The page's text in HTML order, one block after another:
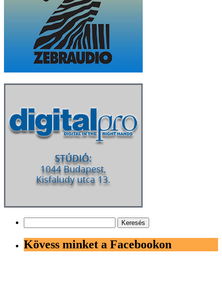
Kövess minket a Facebookon